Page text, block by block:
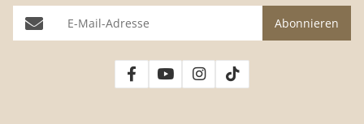
E-Mail-Adresse Abonnieren